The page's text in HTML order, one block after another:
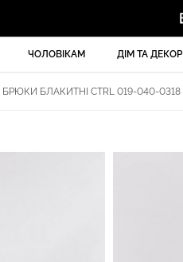
ЧОЛОВІКАМ ДІМ ТА ДЕКОР
БРЮКИ БЛАКИТНІ CTRL 019-040-0318